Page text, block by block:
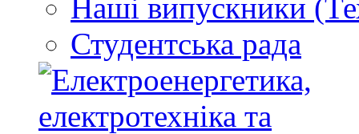
Наші випускники
Студентська рада